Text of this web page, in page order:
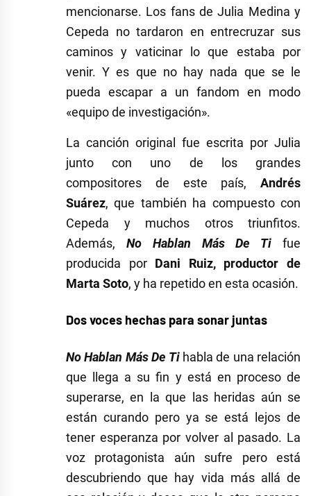
mencionarse. Los fans de Julia Medina y
Cepeda no tardaron en entrecruzar sus
caminos y vaticinar lo que estaba por
venir. Y es que no hay nada que se le
pueda escapar a un fandom en modo
«equipo de investigación».
La canción original fue escrita por Julia
junto con uno de los grandes
compositores de este país, Andrés
Suárez, que también ha compuesto con
Cepeda y muchos otros triunfitos.
Además, No Hablan Más De Ti fue
producida por Dani Ruiz, productor de
Marta Soto, y ha repetido en esta ocasión.
Dos voces hechas para sonar juntas
No Hablan Más De Tihabla de una relación
que llega a su fin y está en proceso de
superarse, en la que las heridas aún se
están curando pero ya se está lejos de
tener esperanza por volver al pasado. La
voz protagonista aún sufre pero está
descubriendo que hay vida más allá de